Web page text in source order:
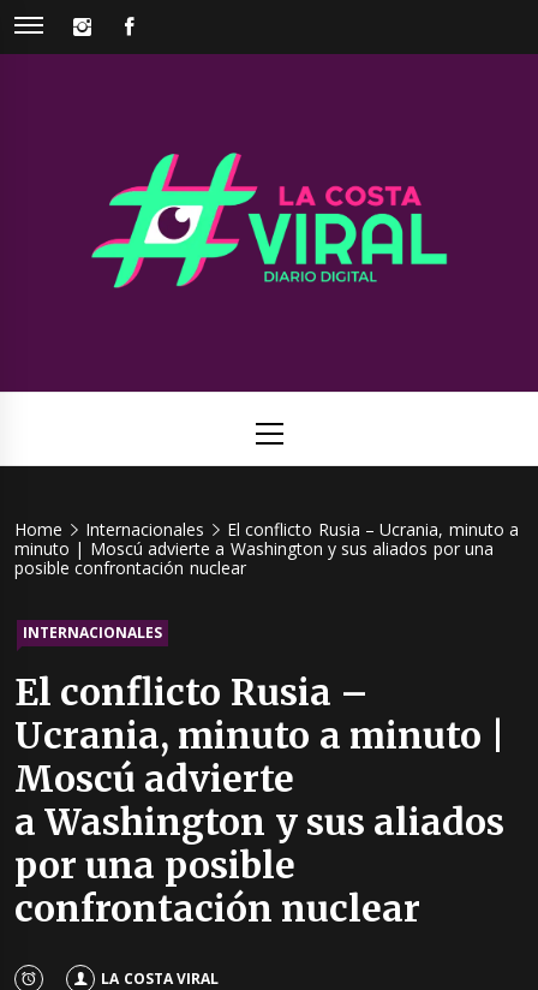
Skip
INSTAGRAM
Viral
Menu
Home Internacionales
El conflicto Rusia – Ucrania, minuto a
minuto | Moscú advierte a Washington y sus aliados por una
posible confrontación nuclear
INTERNACIONALES
El conflicto Rusia –
Ucrania, minuto a minuto |
Moscú advierte
a Washington y sus aliados
por una posible
confrontación nuclear
LA COSTA VIRAL